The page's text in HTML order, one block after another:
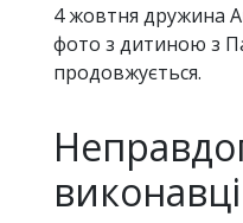
4 жовтня дружина
фото з дитиною з
продовжується.
виконавці